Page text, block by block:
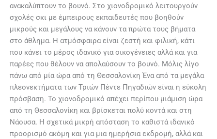
ανακαλύπτουν το βουνό. Στο χιονοδρομικό λειτουργούν
σχολές σκι με έμπειρους εκπαιδευτές που βοηθούν
μικρούς και μεγάλους να κάνουν τα πρώτα τους βήματα
στο άθλημα. Η ατμόσφαιρα είναι ζεστή και φιλική, κάτι
που κάνει το μέρος ιδανικό για οικογένειες αλλά και για
παρέες που θέλουν να απολαύσουν το βουνό. Μόλις λίγο
πάνω από μία ώρα από τη Θεσσαλονίκη Ένα από τα μεγάλα
πλεονεκτήματα των Τριών Πέντε Πηγαδιών είναι η εύκολη
πρόσβαση. Το χιονοδρομικό απέχει περίπου μιάμιση ώρα
από τη Θεσσαλονίκη και βρίσκεται πολύ κοντά και στη
Νάουσα. Η σχετικά μικρή απόσταση το καθιστά ιδανικό
προορισμό ακόμη και για μια ημερήσια εκδρομή, αλλά και